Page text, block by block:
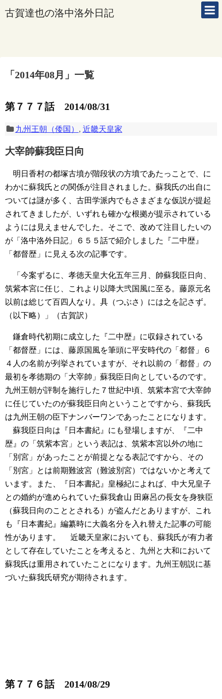
古賀達也の洛中洛外日記
「 2014年08月 」 一覧
第７７７話 2014/08/31
九州王朝（倭国） , 近畿天皇家
大宰帥蘇我臣日向
明日香村の都塚古墳が階段状の方墳であたっことで、に
わかに蘇我氏との関係が注目されました。蘇我氏の出自に
ついては謎が多く、古田学派内でもさまざまな仮説が提起
されてきましたが、いずれも確かな根拠が提示されている
ようには見えませんでした。そこで、改めて注目したいの
が「洛中洛外日記」６５５話で紹介しました『二中歴』
「都督歴」に見える次の記事です。
「今案ずるに、孝徳天皇大化五年三月、帥蘇我臣日向、
筑紫本宮に任じ、これより以降大弐国風に至る。藤原元名
以前は総じて百四人なり。具（つぶさ）には之を記さず。
（以下略）」（古賀訳）
鎌倉時代初期に成立した『二中歴』に収録されている
「都督歴」には、藤原国風を筆頭に平安時代の「都督」６
４人の名前が列挙されていますが、それ以前の「都督」の
最初を孝徳期の「大宰帥」蘇我臣日向としているのです。
九州王朝が評制を施行した７世紀中頃、筑紫本宮で大宰帥
に任じていたのが蘇我臣日向ということですから、蘇我氏
は九州王朝の臣下ナンバーワンであったことになります。
蘇我臣日向は『日本書紀』にも登場しますが、『二中
歴』の「筑紫本宮」という表記は、筑紫本宮以外の地に
「別宮」があったことが前提となる表記ですから、その
「別宮」とは前期難波宮（難波別宮）ではないかと考えて
います。また、『日本書紀』皇極紀によれば、中大兄皇子
との婚約が進められていた蘇我倉山 田麻呂の長女を身狭臣
（蘇我日向のこととされる）が盗んだとありますが、これ
も『日本書紀』編纂時に大義名分を入れ替えた記事の可能
性があります。
近畿天皇家においても、蘇我氏が有力者
として存在していたことを考えると、九州と大和において
蘇我氏は重用されていたことになります。九州王朝説に基
づいた蘇我氏研究が期待されます。
第７７６話 2014/08/29